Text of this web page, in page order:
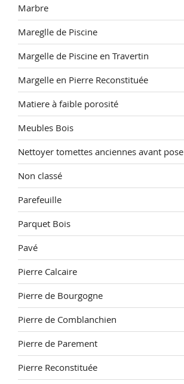
Marbre
Mareglle de Piscine
Margelle de Piscine en Travertin
Margelle en Pierre Reconstituée
Matiere à faible porosité
Meubles Bois
Nettoyer tomettes anciennes avant pose
Non classé
Parefeuille
Parquet Bois
Pavé
Pierre Calcaire
Pierre de Bourgogne
Pierre de Comblanchien
Pierre de Parement
Pierre Reconstituée